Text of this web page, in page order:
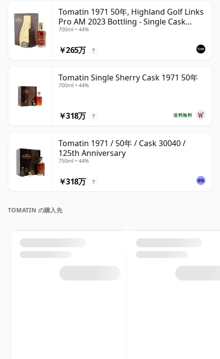
Tomatin 1971 50年, Highland Golf Links
Pro AM 2023 Bottling - Single Cask
30040
700ml • 44%
￥265万 ?
Tomatin Single Sherry Cask 1971 50年
700ml • 44%
送料無料
￥318万 ?
Tomatin 1971 / 50年 / Cask 30040 /
125th Anniversary
750ml • 44%
￥318万 ?
TOMATIN の購入先